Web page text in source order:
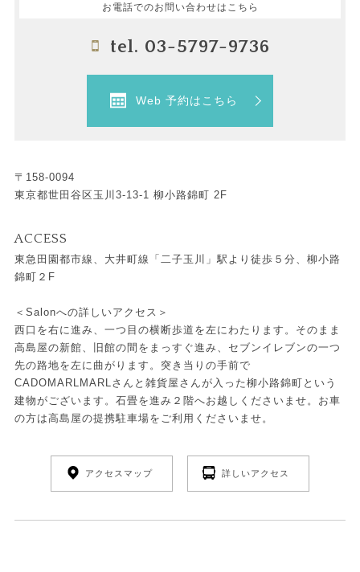
お電話でのお問い合わせはこちら
tel. 03-5797-9736
Web 予約はこちら
〒158-0094
東京都世田谷区玉川3-13-1 柳小路錦町 2F
ACCESS
東急田園都市線、大井町線「二子玉川」駅より徒歩５分、柳小路
錦町２F
＜Salonへの詳しいアクセス＞
西口を右に進み、一つ目の横断歩道を左にわたります。そのまま
高島屋の新館、旧館の間をまっすぐ進み、セブンイレブンの一つ
先の路地を左に曲がります。突き当りの手前で
CADOMARLMARLさんと雑貨屋さんが入った柳小路錦町という
建物がございます。石畳を進み２階へお越しくださいませ。お車
の方は高島屋の提携駐車場をご利用くださいませ。
アクセスマップ 詳しいアクセス